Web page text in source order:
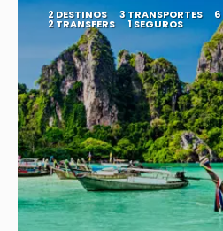
2 DESTINOS 3 TRANSPORTES 6
2 TRANSFERS 1 SEGUROS